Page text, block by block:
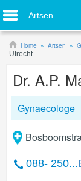
Artsen
Home Artsen
Utrecht
Dr. A.P.
Gynaecologe
088- 250...